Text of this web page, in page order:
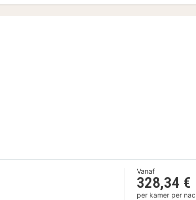
Vanaf
328,34 €
per kamer per